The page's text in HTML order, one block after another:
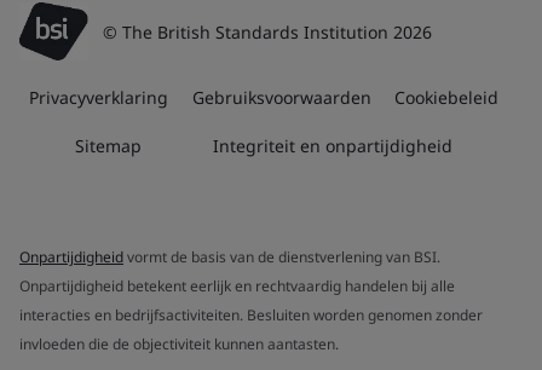
© The British Standards Institution 2026
Privacyverklaring Gebruiksvoorwaarden Cookiebeleid
Sitemap Integriteit en onpartijdigheid
Onpartijdigheidvormt de basis van de dienstverlening van BSI.
Onpartijdigheid betekent eerlijk en rechtvaardig handelen bij alle
interacties en bedrijfsactiviteiten. Besluiten worden genomen zonder
invloeden die de objectiviteit kunnen aantasten.